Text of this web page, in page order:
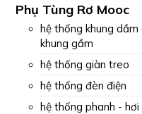
Phụ Tùng Rơ Mooc
hệ thống khung dầm
khung gầm
hệ thống giàn treo
hệ thống đèn điện
hệ thống phanh - hơi